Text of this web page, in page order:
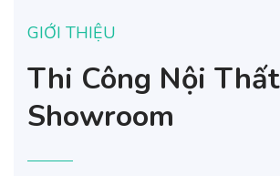
GIỚI THIỆU
Thi Công Nội Thất
Showroom